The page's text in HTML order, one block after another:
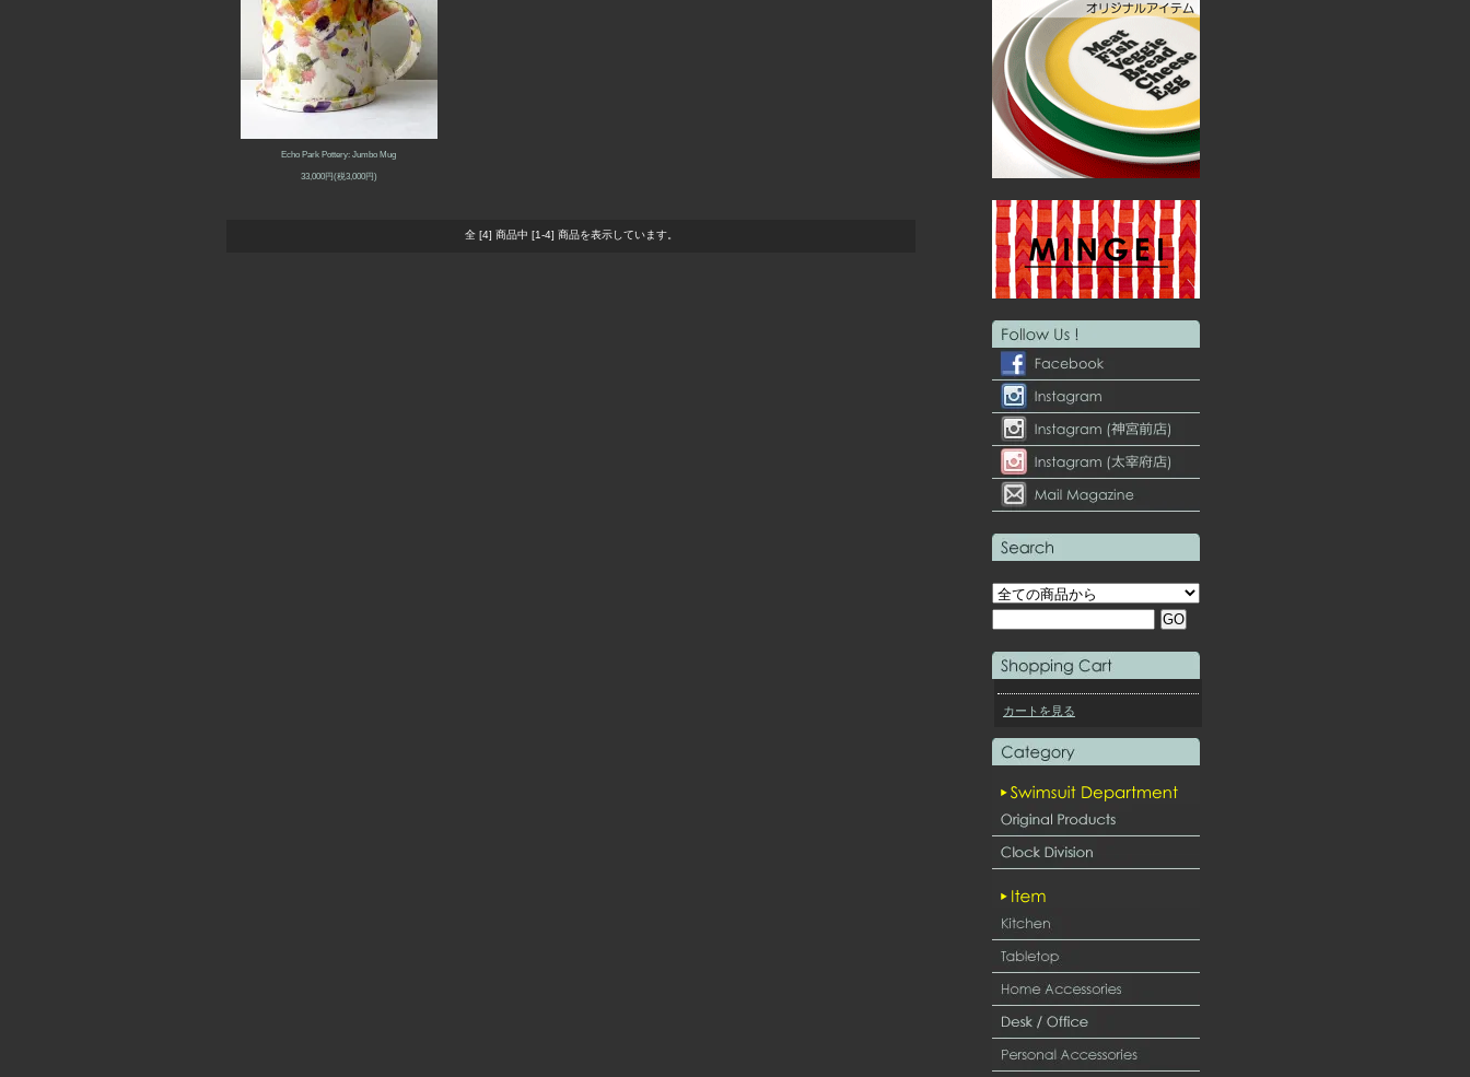
Echo Park Pottery: Jumbo Mug
33,000円(税3,000円)
全 [4] 商品中 [1-4] 商品を表示しています。
カートを見る